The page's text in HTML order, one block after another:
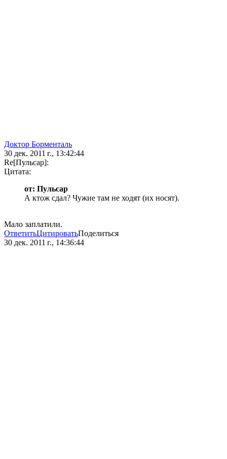
Доктор Борменталь
30 дек. 2011 г., 13:42:44
Re[Пульсар]:
Цитата:
от: Пульсар
А ктож сдал? Чужие там не ходят (их носят).
Мало заплатили.
ОтветитьЦитироватьПоделиться
30 дек. 2011 г., 14:36:44